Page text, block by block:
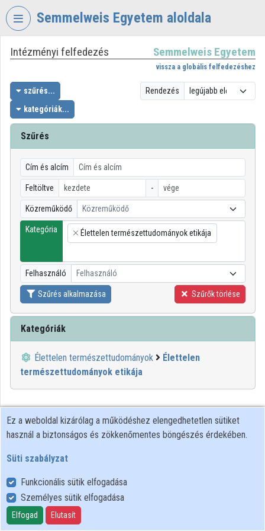
Fejléc kihagyása
Semmelweis Egyetem aloldala
VIDEOTORIUM
SEMMELWEIS
EGYETEM
Intézményi kezdőlap
Bejelentkezés
Intézményi felfedezés
Kategóriák
Intézményi listák
Közreműködők
Intézményi felfedezés Semmelweis Egyetem
vissza a globális felfedezéshez
szűrés...
kategóriák...
Rendezés
Szűrés
Cím és alcím
Feltöltve -
Közreműködő Közreműködő
Kategória
×
Élettelen természettudományok etikája
Felhasználó Felhasználó
Szűrés alkalmazása Szűrők törlése
Kategóriák
Élettelen természettudományok
Élettelen
természettudományok etikája
Felhasználói szabályzat
Adatkezelési tájékoztató
Süti szabályzat
Ez a weboldal kizárólag a működéshez elengedhetetlen sütiket
használ a biztonságos és zökkenőmentes böngészés érdekében.
Süti szabályzat
Funkcionális sütik elfogadása
Személyes sütik elfogadása
Elfogad Elutasít